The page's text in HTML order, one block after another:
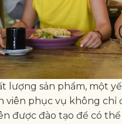
lượng sản phẩm, một
viên phục vụ không chỉ
được đào tạo để có